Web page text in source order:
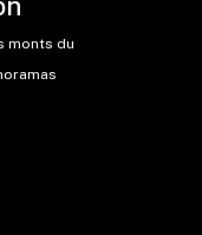
monts du